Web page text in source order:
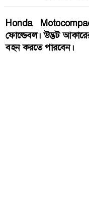
Honda
ফোল্ডেবল। উদ্ভট
বহন করতে পারবেন।